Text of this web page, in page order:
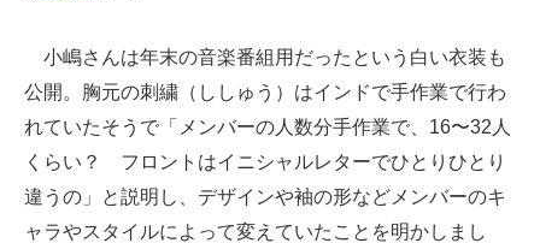
小嶋さんは年末の音楽番組用だったという白い衣装も
公開。胸元の刺繍（ししゅう）はインドで手作業で行わ
れていたそうで「メンバーの人数分手作業で、16〜32人
くらい？ フロントはイニシャルレターでひとりひとり
違うの」と説明し、デザインや袖の形などメンバーのキ
ャラやスタイルによって変えていたことを明かしまし